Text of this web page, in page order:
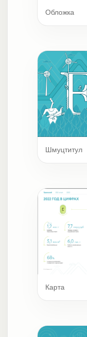
Обложка
Шмуцтитул
Карта